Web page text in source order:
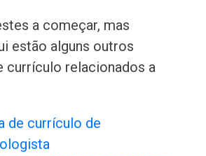
a começar, mas
estão alguns outros
currículo relacionados a
de currículo de